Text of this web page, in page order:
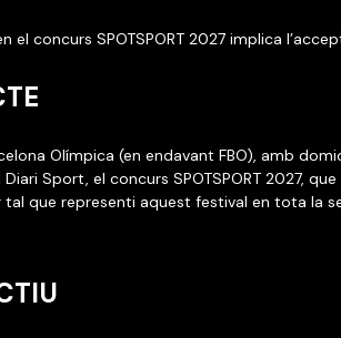
el concurs SPOTSPORT 2027 implica
Olímpica (en endavant FBO), amb
Diari Sport, el concurs SPOTSPORT 2027,
tal que representi aquest festival en tota la